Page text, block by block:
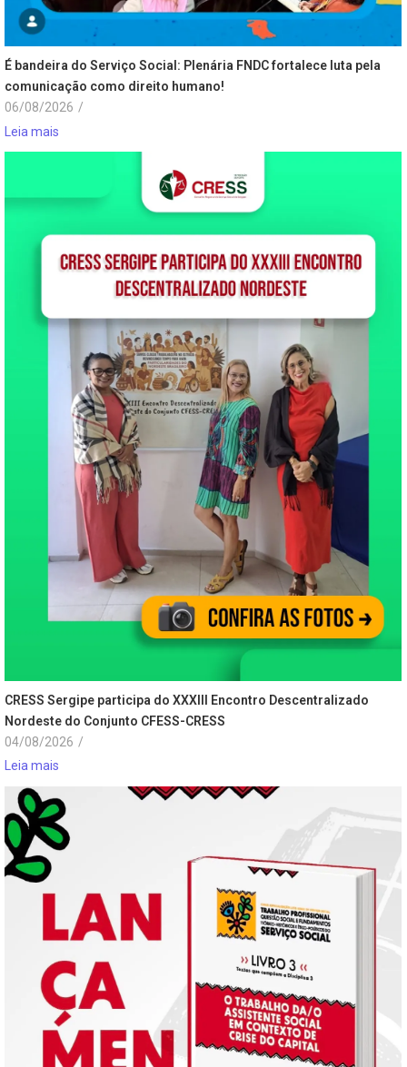
É bandeira do Serviço Social: Plenária FNDC fortalece luta pela
comunicação como direito humano!
06/08/2026 /
Leia mais
CRESS Sergipe participa do XXXIII Encontro Descentralizado
Nordeste do Conjunto CFESS-CRESS
04/08/2026 /
Leia mais